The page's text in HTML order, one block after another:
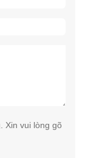
Xin vui lòng gõ